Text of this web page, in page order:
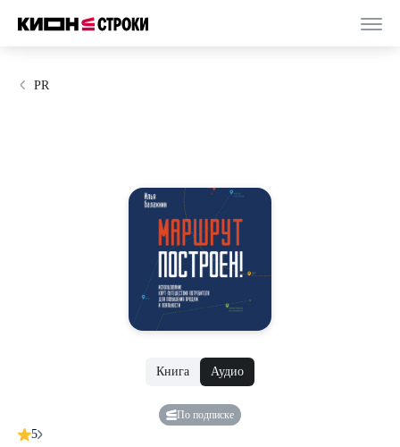
PR
Книга Аудио
По подписке
5